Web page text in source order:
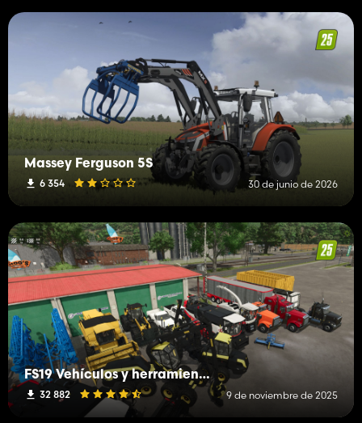
Massey Ferguson 5S
6 354 30 de junio de 2026
FS19 Vehículos y herramientas (L-R)
32 882 9 de noviembre de 2025